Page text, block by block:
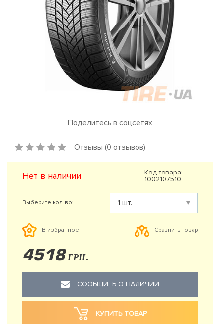
Поделитесь в соцсетях
Отзывы (0 отзывов)
Нет в наличии
Код товара:
1002107510
Выберите кол-во:
В избранное Сравнить товар
4518 ГРН.
СООБЩИТЬ О НАЛИЧИИ
КУПИТЬ ТОВАР